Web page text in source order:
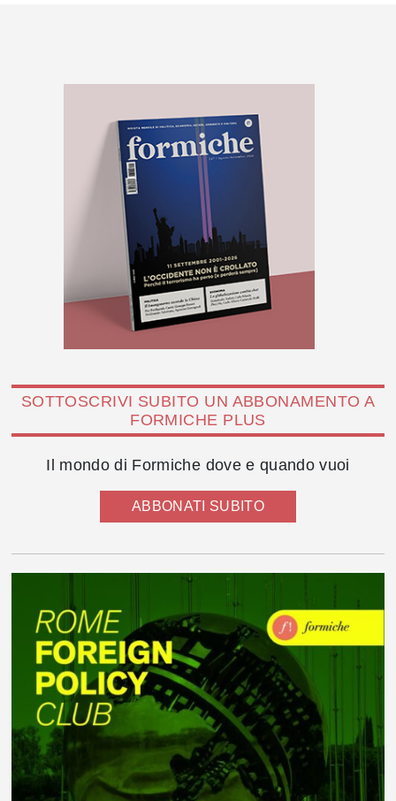
SOTTOSCRIVI SUBITO UN ABBONAMENTO A
FORMICHE PLUS
Il mondo di Formiche dove e quando vuoi
ABBONATI SUBITO